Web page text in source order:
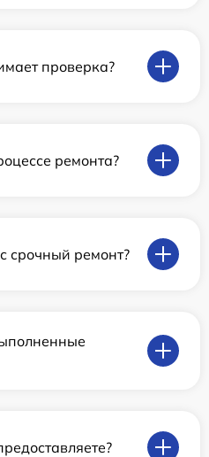
проверка?
ремонта?
срочный ремонт?